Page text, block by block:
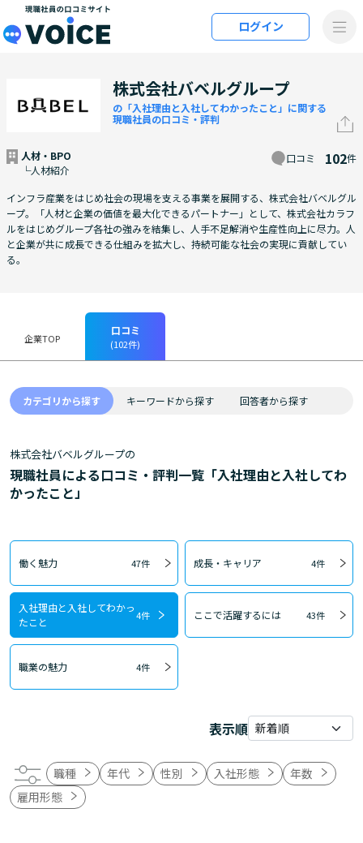
メインコンテンツにスキップ
ログイン
株式会社バベルグループ
の「入社理由と入社してわかったこと」に関する
現職社員の口コミ・評判
人材・BPO
└人材紹介
口コミ 102件
インフラ産業をはじめ社会の現場を支える事業を展開する、株式会社バベルグル
ープ。「人材と企業の価値を最大化できるパートナー」として、株式会社カラフ
ルをはじめグループ各社の強みを結集し、人手不足解消や生産性向上に尽力。人
と企業が共に成長できる仕組みを拡大し、持続可能な社会の実現に貢献してい
る。
企業TOP
口コミ
(102件)
カテゴリから探す キーワードから探す 回答者から探す
株式会社バベルグループの
現職社員による口コミ・評判一覧「入社理由と入社してわ
かったこと」
働く魅力 47件 成長・キャリア 4件
入社理由と入社してわかっ
たこと
4件 ここで活躍するには 43件
職業の魅力 4件
表示順
職種 年代 性別 入社形態
年数
雇用形態